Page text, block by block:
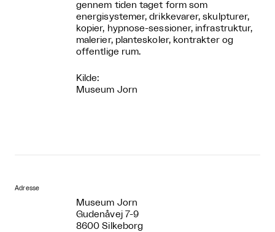
gennem tiden taget form som
energisystemer, drikkevarer, skulpturer,
kopier, hypnose-sessioner, infrastruktur,
malerier, planteskoler, kontrakter og
offentlige rum.
Kilde:
Museum Jorn
Adresse
Museum Jorn
Gudenåvej 7-9
8600 Silkeborg